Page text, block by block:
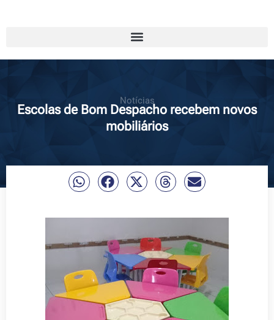
Notícias
Escolas de Bom Despacho recebem novos
mobiliários